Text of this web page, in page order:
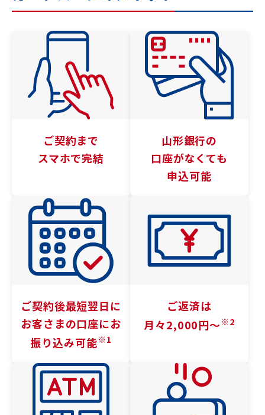
ご契約まで
スマホで完結
山形銀行の
口座がなくても
申込可能
ご契約後最短翌日に
お客さまの口座にお
振り込み可能※1
ご返済は
月々2,000円〜※2